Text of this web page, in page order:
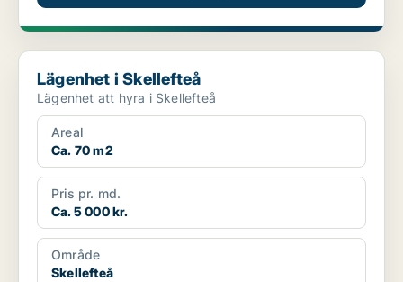
Lägenhet i Skellefteå
Lägenhet i Skellefteå
Lägenhet att hyra i Skellefteå
Areal
Ca. 70 m2
Pris pr. md.
Ca. 5 000 kr.
Område
Skellefteå